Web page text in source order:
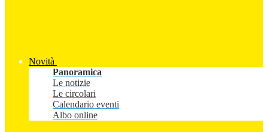
Novità
Panoramica
Le notizie
Le circolari
Calendario eventi
Albo online